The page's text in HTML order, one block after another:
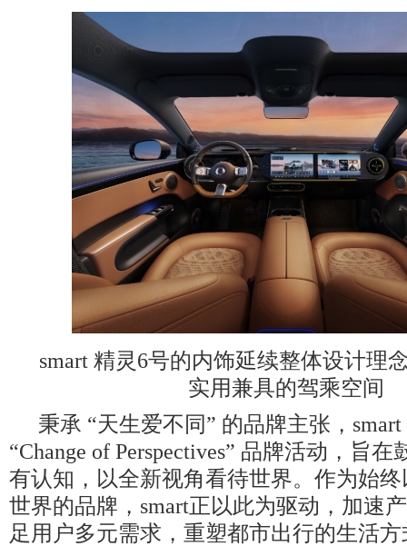
smart 精灵6号的内饰延续整体设计理
实用兼具的驾乘空间
秉承 “天生爱不同” 的品牌主张，
“Change of Perspectives” 品牌活动，旨
有认知，以全新视角看待世界。作为始
世界的品牌，smart正以此为驱动，加速
足用户多元需求，重塑都市出行的生活方